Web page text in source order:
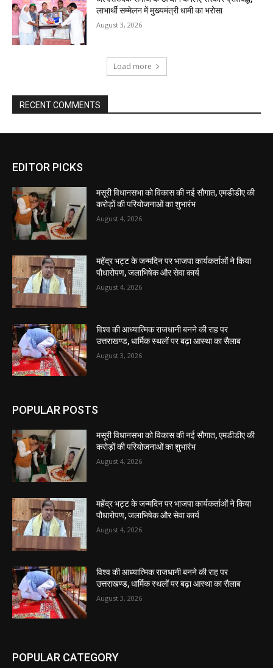
EDITOR PICKS
मसूरी विधानसभा को विकास की नई सौगात, एमडीडीए की
करोड़ों की परियोजनाओं का शुभारंभ
August 4, 2026
महेंद्र भट्ट के जन्मदिन पर भाजपा कार्यकर्ताओं ने किया
पौधारोपण, जलाभिषेक और सेवा कार्य
August 4, 2026
विश्व की आध्यात्मिक राजधानी बनने की राह पर
उत्तराखण्ड, धार्मिक स्थलों पर बढ़ा आस्था का सैलाब
August 3, 2026
POPULAR POSTS
मसूरी विधानसभा को विकास की नई सौगात, एमडीडीए की
करोड़ों की परियोजनाओं का शुभारंभ
August 4, 2026
महेंद्र भट्ट के जन्मदिन पर भाजपा कार्यकर्ताओं ने किया
पौधारोपण, जलाभिषेक और सेवा कार्य
August 4, 2026
विश्व की आध्यात्मिक राजधानी बनने की राह पर
उत्तराखण्ड, धार्मिक स्थलों पर बढ़ा आस्था का सैलाब
August 3, 2026
POPULAR CATEGORY